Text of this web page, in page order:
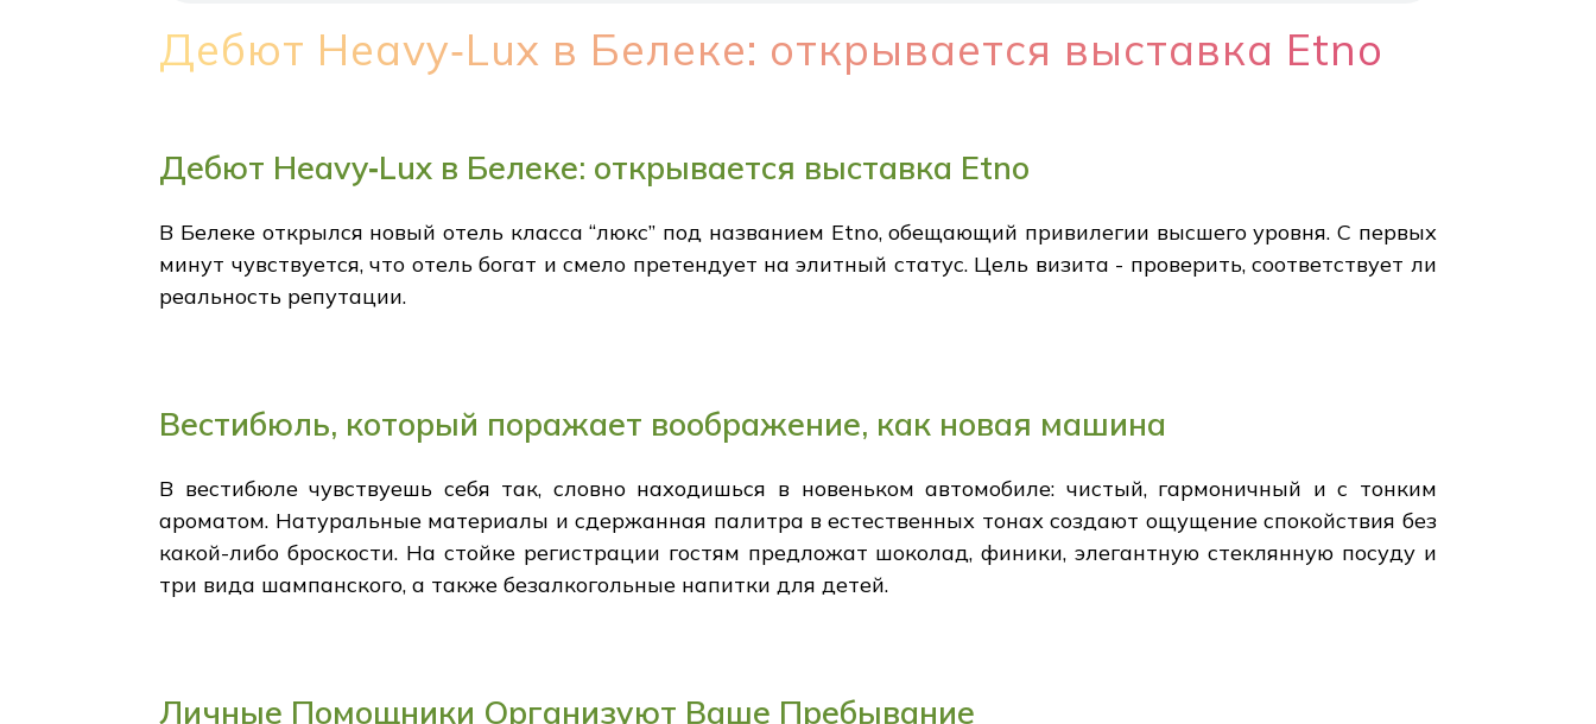
Дебют Heavy‑Lux в Белеке: открывается выставка Etno
Дебют Heavy‑Lux в Белеке: открывается выставка Etno
В Белеке открылся новый отель класса “люкс” под названием Etno, обещающий привилегии высшего уровня. С первых
минут чувствуется, что отель богат и смело претендует на элитный статус. Цель визита - проверить, соответствует ли
реальность репутации.
Вестибюль, который поражает воображение, как новая машина
В вестибюле чувствуешь себя так, словно находишься в новеньком автомобиле: чистый, гармоничный и с тонким
ароматом. Натуральные материалы и сдержанная палитра в естественных тонах создают ощущение спокойствия без
какой-либо броскости. На стойке регистрации гостям предложат шоколад, финики, элегантную стеклянную посуду и
три вида шампанского, а также безалкогольные напитки для детей.
Личные Помощники Организуют Ваше Пребывание